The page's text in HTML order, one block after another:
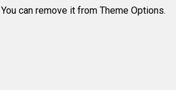
can remove it from Theme Options.